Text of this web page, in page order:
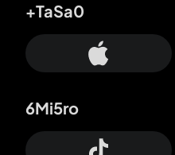
+TaSa0
6Mi5ro